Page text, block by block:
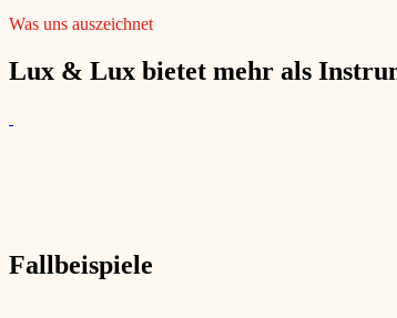
Was uns auszeichnet
Lux & Lux bietet mehr als
Fallbeispiele